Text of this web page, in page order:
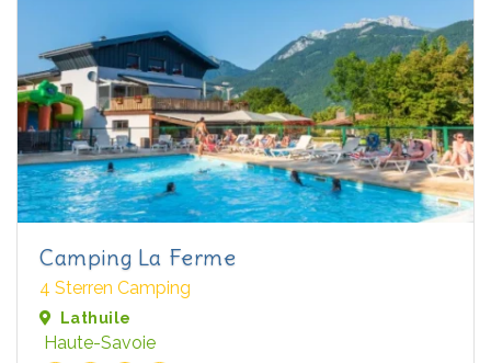
Camping La Ferme
4 Sterren Camping
Lathuile
Haute-Savoie